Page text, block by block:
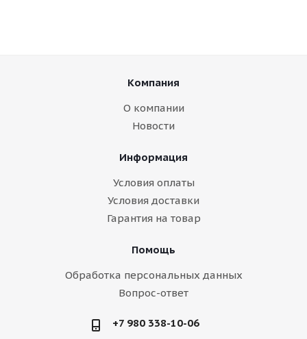
Компания
О компании
Новости
Информация
Условия оплаты
Условия доставки
Гарантия на товар
Помощь
Обработка персональных данных
Вопрос-ответ
+7 980 338-10-06